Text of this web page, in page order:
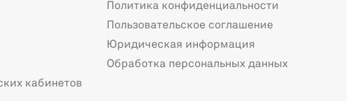
кабинетов
Политика конфиденциальности
Пользовательское соглашение
Юридическая информация
Обработка персональных данных